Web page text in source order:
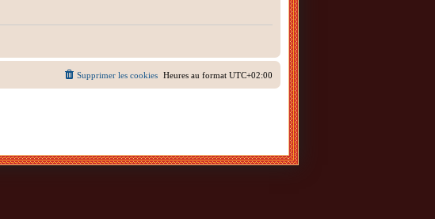
Heures au format UTC+02:00
Supprimer les cookies